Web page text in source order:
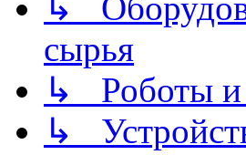
↳
сырья
↳ Роботы и
↳